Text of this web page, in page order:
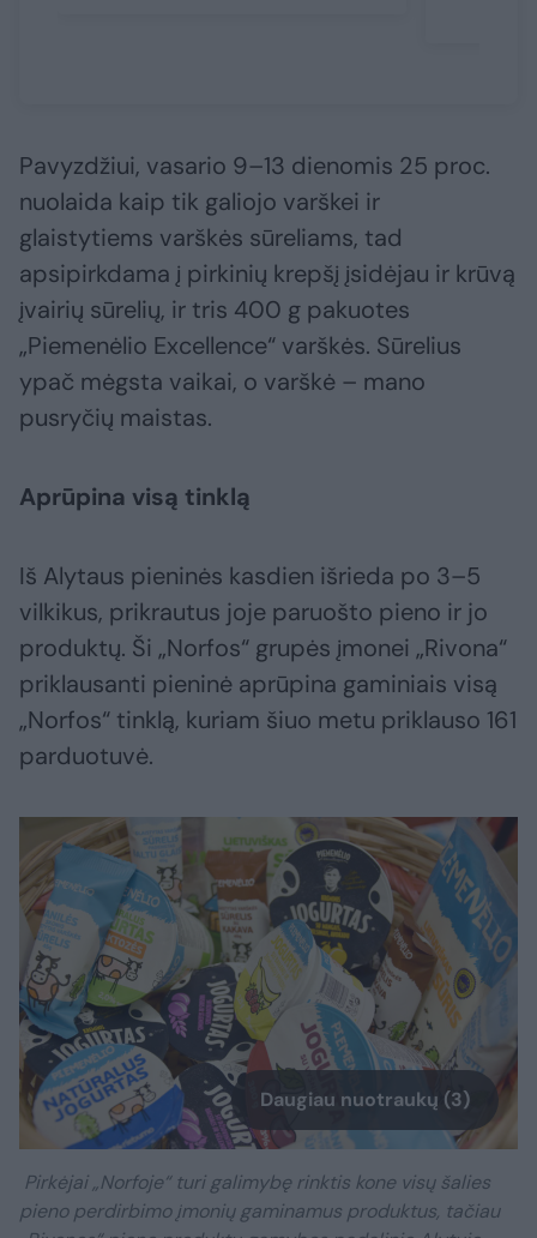
Pavyzdžiui, vasario 9–13 dienomis 25 proc.
nuolaida kaip tik galiojo varškei ir
glaistytiems varškės sūreliams, tad
apsipirkdama į pirkinių krepšį įsidėjau ir krūvą
įvairių sūrelių, ir tris 400 g pakuotes
„Piemenėlio Excellence“ varškės. Sūrelius
ypač mėgsta vaikai, o varškė – mano
pusryčių maistas.
Aprūpina visą tinklą
Iš Alytaus pieninės kasdien išrieda po 3–5
vilkikus, prikrautus joje paruošto pieno ir jo
produktų. Ši „Norfos“ grupės įmonei „Rivona“
priklausanti pieninė aprūpina gaminiais visą
„Norfos“ tinklą, kuriam šiuo metu priklauso 161
parduotuvė.
Daugiau nuotraukų (3)
Pirkėjai „Norfoje“ turi galimybę rinktis kone visų šalies
pieno perdirbimo įmonių gaminamus produktus, tačiau